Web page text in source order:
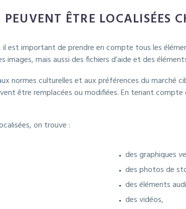
ÊTRE LOCALISÉES
est important de prendre en compte tous les
mais aussi des fichiers d’aide et des
normes culturelles et aux préférences du marché
être remplacées ou modifiées. En tenant
on trouve :
des graphiques
des photos de
des éléments
des vidéos,